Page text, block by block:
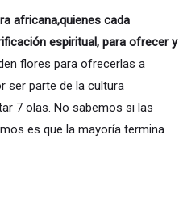
africana,quienes cada
espiritual, para ofrecer y
flores para ofrecerlas a
ser parte de la cultura
7 olas. No sabemos si las
es que la mayoría termina